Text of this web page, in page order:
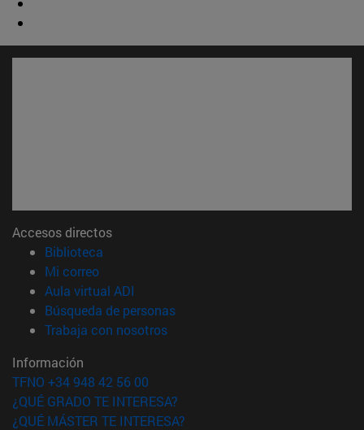
Accesos directos
Biblioteca
Mi correo(abre en nueva ventana)
Aula virtual ADI
Búsqueda de personas(abre en nueva ventana)
Trabaja con nosotros(abre en nueva ventana)
Información
TFNO +34 948 42 56 00
¿QUÉ GRADO TE INTERESA?
¿QUÉ MÁSTER TE INTERESA?